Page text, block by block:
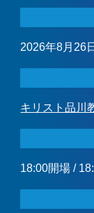
2026年8月26
キリスト品川
18:00開場 /